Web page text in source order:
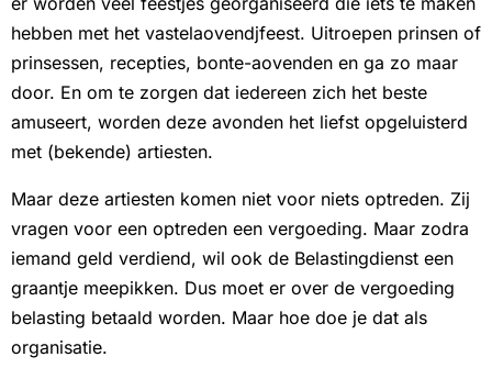
hebben met het vastelaovendjfeest. Uitroepen prinsen of
prinsessen, recepties, bonte-aovenden en ga zo maar
door. En om te zorgen dat iedereen zich het beste
amuseert, worden deze avonden het liefst opgeluisterd
met (bekende) artiesten.
Maar deze artiesten komen niet voor niets optreden. Zij
vragen voor een optreden een vergoeding. Maar zodra
iemand geld verdiend, wil ook de Belastingdienst een
graantje meepikken. Dus moet er over de vergoeding
belasting betaald worden. Maar hoe doe je dat als
organisatie.